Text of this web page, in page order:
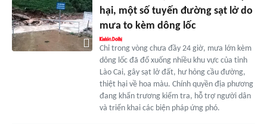
hại, một số tuyến đường sạt lở do
mưa to kèm dông lốc
Chỉ trong vòng chưa đầy 24 giờ, mưa lớn kèm
dông lốc đã đổ xuống nhiều khu vực của tỉnh
Lào Cai, gây sạt lở đất, hư hỏng cầu đường,
thiệt hại về hoa màu. Chính quyền địa phương
đang khẩn trương kiểm tra, hỗ trợ người dân
và triển khai các biện pháp ứng phó.